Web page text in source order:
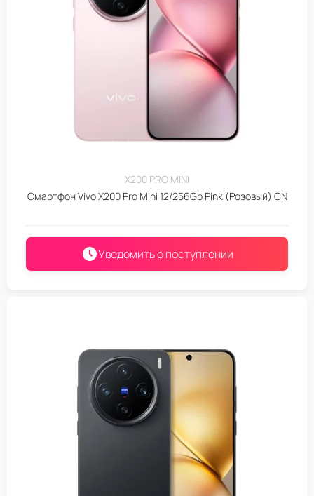
X200 PRO MINI
Смартфон Vivo X200 Pro Mini 12/256Gb Pink (Розовый) CN
Уведомить о поступлении